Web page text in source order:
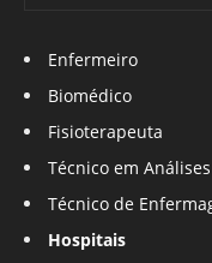
Enfermeiro
Biomédico
Fisioterapeuta
Técnico em
Técnico de
Hospitais